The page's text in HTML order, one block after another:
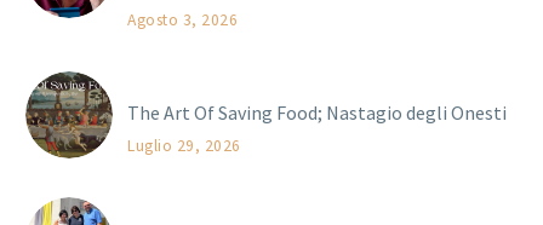
Agosto 3, 2026
The Art Of Saving Food; Nastagio degli Onesti
Luglio 29, 2026